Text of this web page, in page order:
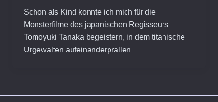
Schon als Kind konnte ich mich für die
Monsterfilme des japanischen Regisseurs
Tomoyuki Tanaka begeistern, in dem titanische
Urgewalten aufeinanderprallen